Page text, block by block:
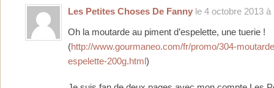
Les Petites Choses De Fanny le 4 octobre 2013
Oh la moutarde au piment d’espelette, une tuerie !
(http://www.gourmaneo.com/fr/promo/304-
espelette-200g.html )